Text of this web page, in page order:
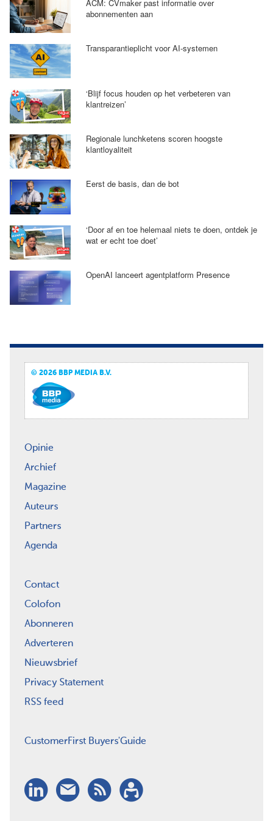
ACM: CVmaker past informatie over
abonnementen aan
Transparantieplicht voor AI-systemen
‘Blijf focus houden op het verbeteren van
klantreizen’
Regionale lunchketens scoren hoogste
klantloyaliteit
Eerst de basis, dan de bot
‘Door af en toe helemaal niets te doen, ontdek je
wat er echt toe doet’
OpenAI lanceert agentplatform Presence
© 2026 BBP MEDIA B.V.
Opinie
Archief
Magazine
Auteurs
Partners
Agenda
Contact
Colofon
Abonneren
Adverteren
Nieuwsbrief
Privacy Statement
RSS feed
CustomerFirst Buyers'Guide
LinkedIn
Nieuwsbrief
RSSAbonneren